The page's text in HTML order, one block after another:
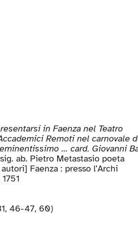
in Faenza nel Teatro
Remoti nel carnovale
… card. Giovanni
ab. Pietro Metastasio poeta
Faenza : presso l’Archi
46-47, 60)